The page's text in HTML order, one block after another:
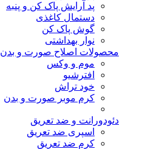
پد آرایش پاک کن و پنبه
دستمال کاغذی
گوش پاک کن
نوار بهداشتی
محصولات اصلاح صورت و بدن
موم و وکس
افترشیو
خود تراش
کرم موبر صورت و بدن
دئودورانت و ضد تعریق
اسپری ضد تعریق
کرم ضد تعریق